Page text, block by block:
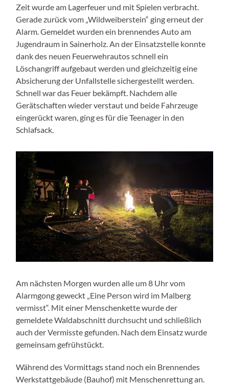
Zeit wurde am Lagerfeuer und mit Spielen verbracht.
Gerade zurück vom „Wildweiberstein“ ging erneut der
Alarm. Gemeldet wurden ein brennendes Auto am
Jugendraum in Sainerholz. An der Einsatzstelle konnte
dank des neuen Feuerwehrautos schnell ein
Löschangriff aufgebaut werden und gleichzeitig eine
Absicherung der Unfallstelle sichergestellt werden.
Schnell war das Feuer bekämpft. Nachdem alle
Gerätschaften wieder verstaut und beide Fahrzeuge
eingerückt waren, ging es für die Teenager in den
Schlafsack.
Am nächsten Morgen wurden alle um 8 Uhr vom
Alarmgong geweckt „Eine Person wird im Malberg
vermisst“. Mit einer Menschenkette wurde der
gemeldete Waldabschnitt durchsucht und schließlich
auch der Vermisste gefunden. Nach dem Einsatz wurde
gemeinsam gefrühstückt.
Während des Vormittags stand noch ein Brennendes
Werkstattgebäude (Bauhof) mit Menschenrettung an.